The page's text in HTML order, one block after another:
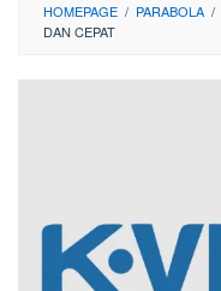
HOMEPAGE / PARABOLA /
DAN CEPAT